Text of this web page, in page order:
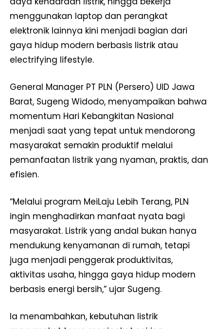
menggunakan laptop dan perangkat
elektronik lainnya kini menjadi bagian dari
gaya hidup modern berbasis listrik atau
electrifying lifestyle.
General Manager PT PLN (Persero) UID Jawa
Barat, Sugeng Widodo, menyampaikan bahwa
momentum Hari Kebangkitan Nasional
menjadi saat yang tepat untuk mendorong
masyarakat semakin produktif melalui
pemanfaatan listrik yang nyaman, praktis, dan
efisien.
“Melalui program MeiLaju Lebih Terang, PLN
ingin menghadirkan manfaat nyata bagi
masyarakat. Listrik yang andal bukan hanya
mendukung kenyamanan di rumah, tetapi
juga menjadi penggerak produktivitas,
aktivitas usaha, hingga gaya hidup modern
berbasis energi bersih,” ujar Sugeng.
Ia menambahkan, kebutuhan listrik